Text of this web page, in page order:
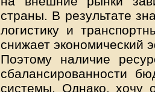
страны. В результате
логистику и
снижает экономический
Поэтому наличие
сбалансированности
системы. Однако, хочу